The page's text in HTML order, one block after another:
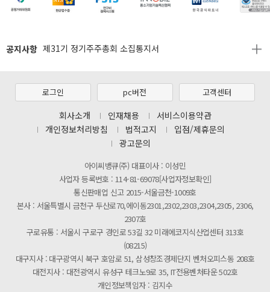
공지사항
[마일리지 적립 및 사용 정책 개편 안내]
제31기 정기주주총회 소집통지서
[2026년 8월 신용카드 무이자 행사 안내]
제31기 정기주주총회 소집통지서
[마일리지 적립 및 사용 정책 개편 안내]
로그인 pc버전 고객센터
회사소개 인재채용
서비스이용약관
개인정보처리방침
법적고지
입점/제휴문의
광고문의
아이씨뱅큐(주) 대표이사 : 이성민
사업자 등록번호 : 114-81-69078[사업자정보확인]
통신판매업 신고 2015-서울금천-1009호
본사 : 서울특별시 금천구 두산로70,에이동2301,2302,2303,2304,2305, 2306,
2307호
구로유통 : 서울시 구로구 경인로 53길 32 미래에코지식산업센터 313호
(08215)
대구지사 : 대구광역시 북구 호암로 51, 삼성창조경제단지 벤처오피스동 208호
대전지사 : 대전광역시 유성구 테크노9로 35, IT전용벤처타운 502호
개인정보책임자 : 김지수